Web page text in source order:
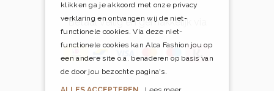
Betaal veilig én gemakkelijk via
klikken ga je akkoord met onze privacy
verklaring en ontvangen wij de niet-
functionele cookies. Via deze niet-
functionele cookies kan Alca Fashion jou op
een andere site o.a. benaderen op basis van
de door jou bezochte pagina's.